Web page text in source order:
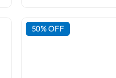
50% OFF